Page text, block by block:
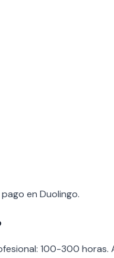
en Duolingo.
100-300 horas.